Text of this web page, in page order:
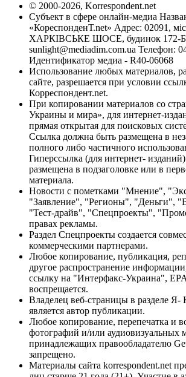
© 2000-2026, Korrespondent.net
Субъект в сфере онлайн-медиа
«КореспонденТ.net» Адрес: 02091,
ХАРКІВСЬКЕ ШОСЕ, будинок 172-Б,
sunlight@mediadim.com.ua Телефон:
Идентификатор медиа - R40-06068
Использование любых материалов,
сайте, разрешается при условии
Корреспондент.net.
При копировании материалов со
Украины и мира», для интернет-
прямая открытая для поисковых
Ссылка должна быть размещена в
полного либо частичного
Гиперссылка (для интернет-
размещена в подзаголовке или в
материала.
Новости с пометками "Мнение",
"Заявление", "Регионы", "Деньги",
"Тест-драйв", "Спецпроекты",
правах рекламы.
Раздел Спецпроекты создается
коммерческими партнерами.
Любое копирование, публикация,
другое распространение
ссылку на "Интерфакс-Украина",
воспрещается.
Владелец веб-страницы в разделе Я-
является автор публикации.
Любое копирование, перепечатка и
фотографий и/или аудиовизуальных
принадлежащих правообладателю
запрещено.
Материалы сайта korrespondent.net